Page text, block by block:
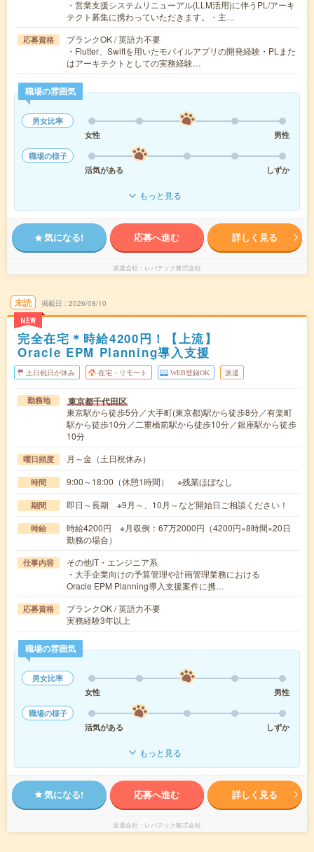
・営業支援システムリニューアル(LLM活用)に伴うPL/アーキ
テクト募集に携わっていただきます。・主…
応募資格
ブランクOK / 英語力不要
・Flutter、Swiftを用いたモバイルアプリの開発経験・PLまた
はアーキテクトとしての実務経験…
職場の雰囲気
男女比率
女性
男性
職場の様子
活気がある
しずか
もっと見る
気になる! 応募へ進む 詳しく見る
派遣会社 レバテック株式会社
未読
NEW
掲載日 2026/08/10
完全在宅＊時給4200円！【上流】
Oracle EPM Planning導入支援
土日祝日が休み 在宅・リモート WEB登録OK 派遣
勤務地 東京都千代田区
東京駅から徒歩5分／大手町(東京都)駅から徒歩8分／有楽町
駅から徒歩10分／二重橋前駅から徒歩10分／銀座駅から徒歩
10分
曜日頻度 月～金（土日祝休み）
時間 9:00～18:00（休憩1時間） ※残業ほぼなし
期間 即日～長期 ※9月～、10月～など開始日ご相談ください！
時給
時給4200円 ※月収例：67万2000円（4200円×8時間×20日
勤務の場合）
仕事内容
その他IT・エンジニア系
・大手企業向けの予算管理や計画管理業務における
Oracle EPM Planning導入支援案件に携…
応募資格
ブランクOK / 英語力不要
実務経験3年以上
職場の雰囲気
男女比率
女性
男性
職場の様子
活気がある
しずか
もっと見る
気になる! 応募へ進む 詳しく見る
派遣会社 レバテック株式会社